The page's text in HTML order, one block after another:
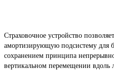
Страховочное устройство
амортизирующую подсистему для
сохранением принципа
вертикальном перемещении